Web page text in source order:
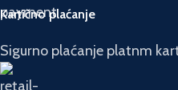
Kartično plaćanje
Sigurno plaćanje platnm